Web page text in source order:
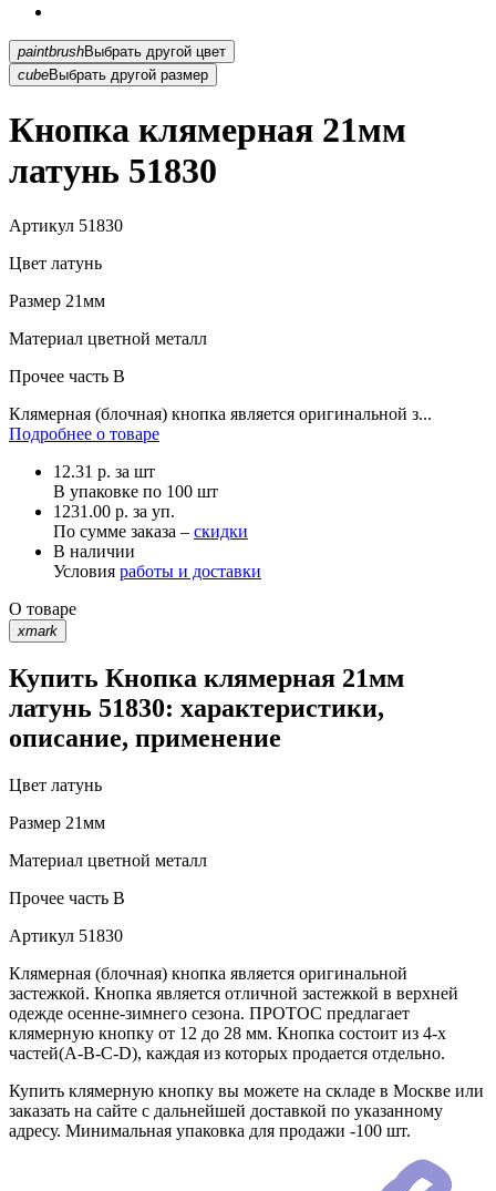
paintbrush
Выбрать другой цвет
cubeВыбрать другой размер
Кнопка клямерная 21мм
латунь 51830
Артикул 51830
Цвет латунь
Размер 21мм
Материал цветной металл
Прочее часть В
Клямерная (блочная) кнопка является оригинальной з...
Подробнее о товаре
12.31 р. за шт
В упаковке по 100 шт
1231.00 р. за уп.
По сумме заказа – скидки
В наличии
Условия работы и доставки
О товаре
xmark
Купить Кнопка клямерная 21мм
латунь 51830: характеристики,
описание, применение
Цвет латунь
Размер 21мм
Материал цветной металл
Прочее часть В
Артикул 51830
Клямерная (блочная) кнопка является оригинальной
застежкой. Кнопка является отличной застежкой в верхней
одежде осенне-зимнего сезона. ПРОТОС предлагает
клямерную кнопку от 12 до 28 мм. Кнопка состоит из 4-х
частей(А-В-С-D), каждая из которых продается отдельно.
Купить клямерную кнопку вы можете на складе в Москве или
заказать на сайте с дальнейшей доставкой по указанному
адресу. Минимальная упаковка для продажи -100 шт.